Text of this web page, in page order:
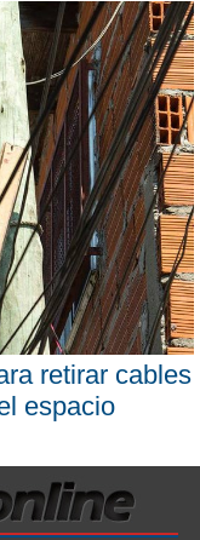
retirar cables
espacio